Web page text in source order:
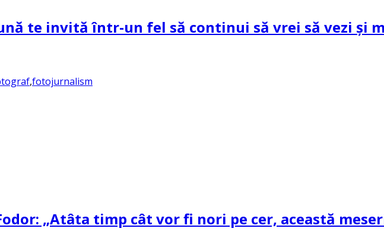
te invită într-un fel să continui să vrei să vezi și
,fotojurnalism
„Atâta timp cât vor fi nori pe cer, această